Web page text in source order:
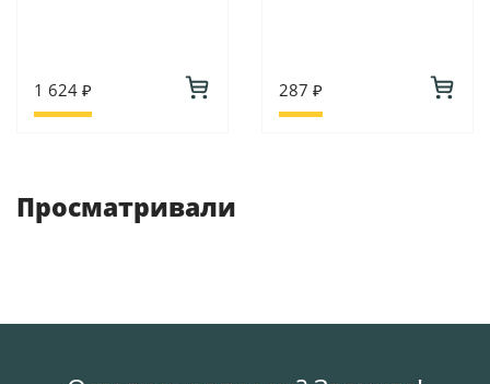
1 624 ₽ 287 ₽
Просматривали